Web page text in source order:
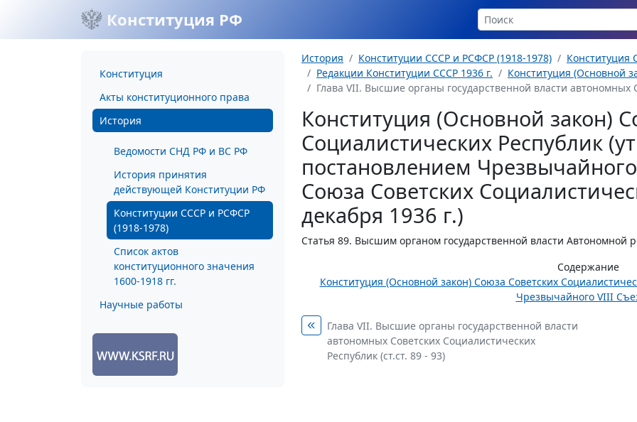
Конституция РФ
Конституция
Акты конституционного права
История
Ведомости СНД РФ и ВС РФ
История принятия
действующей Конституции РФ
Конституции СССР и РСФСР
(1918-1978)
Список актов
конституционного значения
1600-1918 гг.
Научные работы
История Конституции СССР и РСФСР (1918-1978)
Конституция
Редакции Конституции СССР 1936 г.
Конституция (Основной
Глава VII. Высшие органы государственной власти автономных
Конституция (Основной закон)
Социалистических Республик
постановлением
Союза Советских
декабря 1936 г.)
Статья 89. Высшим органом государственной власти Автономной
Содержание
Конституция (Основной закон) Союза Советских
Чрезвычайного VIII
Глава VII. Высшие органы государственной власти
автономных Советских Социалистических
Республик (ст.ст. 89 - 93)